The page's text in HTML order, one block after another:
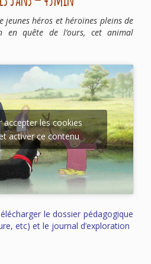
jeunes héros et héroïnes pleins de
en quête de l’ours, cet animal
accepter les cookies
activer ce contenu
le dossier pédagogique
etc) et le journal d’exploration